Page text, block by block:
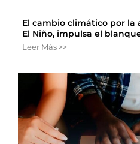
El cambio climático por la
El Niño, impulsa el
Leer Más >>